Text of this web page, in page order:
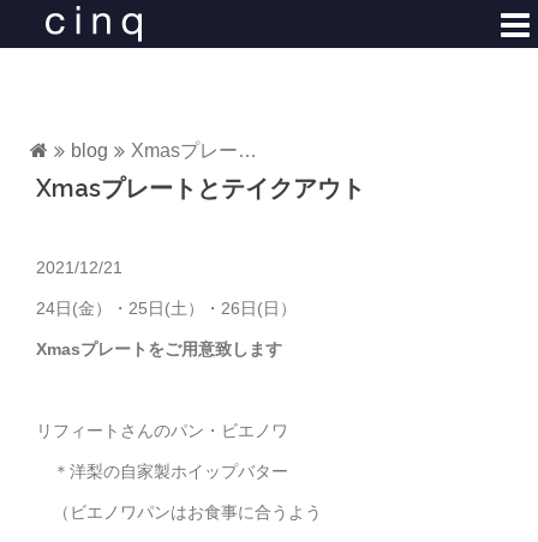
blog Xmasプレートとテイクアウト
Xmasプレートとテイクアウト
2021/12/21
24日(金）・25日(土）・26日(日）
Xmasプレートをご用意致します
リフィートさんのパン・ビエノワ
＊洋梨の自家製ホイップバター
（ビエノワパンはお食事に合うよう